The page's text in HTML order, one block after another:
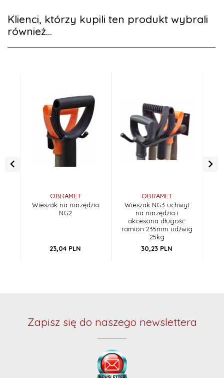
Klienci, którzy kupili ten produkt wybrali
również...
OBRAMET
Wieszak na narzędzia
NG2
23,04 PLN
OBRAMET
Wieszak NG3 uchwyt
na narzędzia i
akcesoria długość
ramion 235mm udźwig
25kg
30,23 PLN
Zapisz się do naszego newslettera